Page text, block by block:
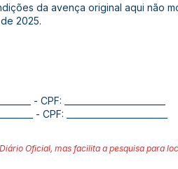
da avença original aqui não
2025.
- CPF: ________________________
- CPF: ________________________
Oficial, mas facilita a pesquisa para